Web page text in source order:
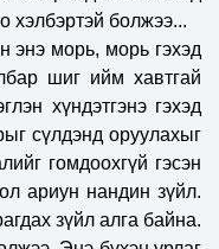
хэлбэртэй болжээ...
энэ морь, морь гэхэд
шиг ийм хавтгай
хүндэтгэнэ гэхэд
сүлдэнд оруулахыг
гомдоохгүй гэсэн
ариун нандин зүйл.
зүйл алга байна.